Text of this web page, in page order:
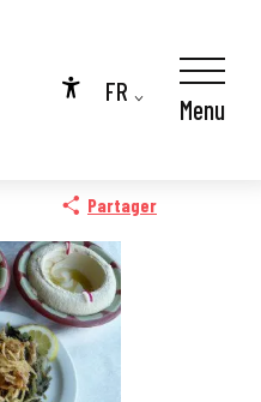
Accessibilité
FR
Menu
Partager